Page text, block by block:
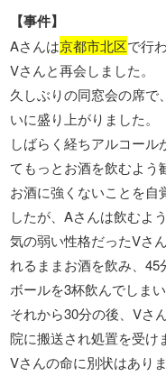
【事件】
Aさんは京都市北区で行
Vさんと再会しました。
久しぶりの同窓会の席で
いに盛り上がりました。
しばらく経ちアルコー
てもっとお酒を飲むよう
お酒に強くないことを自
したが、Aさんは飲むよ
気の弱い性格だったVさ
れるままお酒を飲み、
ボールを3杯飲んでしまい
それから30分の後、Vさ
院に搬送され処置を受け
Vさんの命に別状はあり